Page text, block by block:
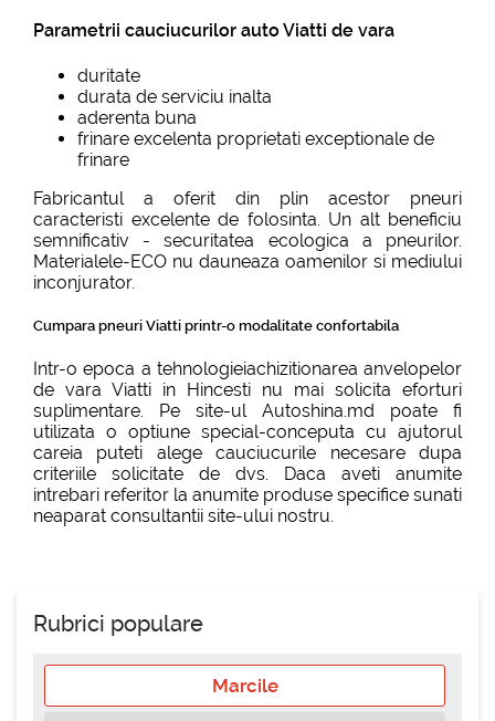
Parametrii cauciucurilor auto Viatti de vara
duritate
durata de serviciu inalta
aderenta buna
frinare excelenta proprietati exceptionale de
frinare
Fabricantul a oferit din plin acestor pneuri
caracteristi excelente de folosinta. Un alt beneficiu
semnificativ - securitatea ecologica a pneurilor.
Materialele-ECO nu dauneaza oamenilor si mediului
inconjurator.
Cumpara pneuri Viatti printr-o modalitate confortabila
Intr-o epoca a tehnologieiachizitionarea anvelopelor
de vara Viatti in Hincesti nu mai solicita eforturi
suplimentare. Pe site-ul Autoshina.md poate fi
utilizata o optiune special-conceputa cu ajutorul
careia puteti alege cauciucurile necesare dupa
criteriile solicitate de dvs. Daca aveti anumite
intrebari referitor la anumite produse specifice sunati
neaparat consultantii site-ului nostru.
Rubrici populare
Marcile